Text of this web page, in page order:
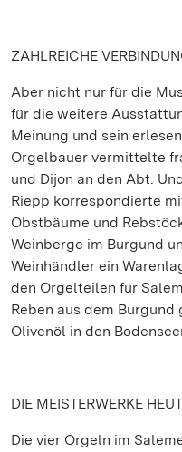
ZAHLREICHE
Aber nicht nur für die
für die weitere
Meinung und sein
Orgelbauer vermittelte
und Dijon an den Abt.
Riepp korrespondierte
Obstbäume und
Weinberge im Burgund
Weinhändler ein
den Orgelteilen für
Reben aus dem
Olivenöl in den
DIE MEISTERWERKE
Die vier Orgeln im